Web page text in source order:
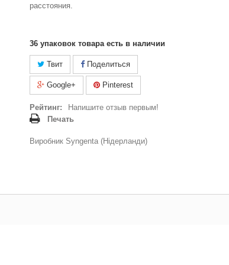
расстояния.
36 упаковок товара есть в наличии
Твит Поделиться
Google+ Pinterest
Рейтинг:
Напишите отзыв первым!
Печать
Виробник Syngenta (Нідерланди)